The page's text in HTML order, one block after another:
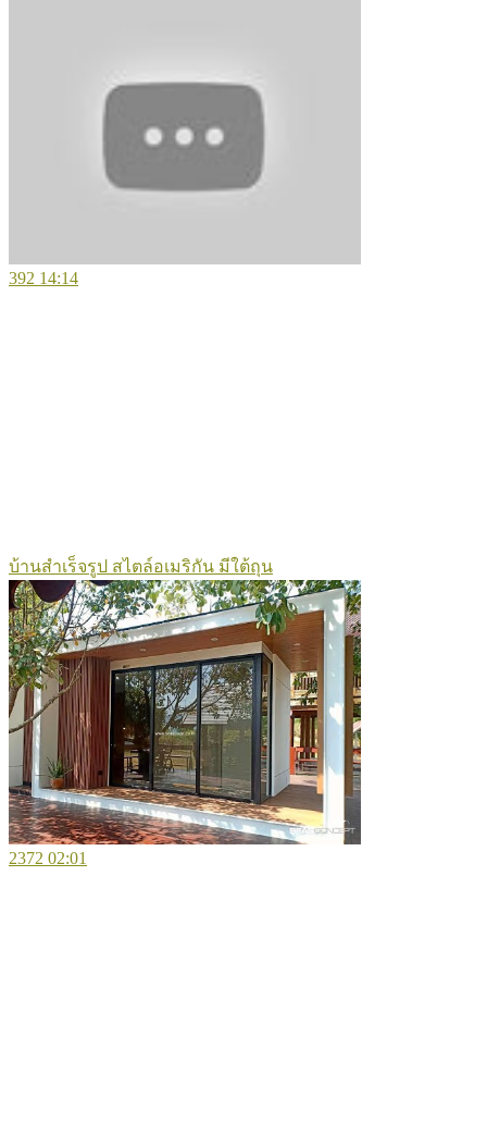
392 14:14
บ้านสำเร็จรูป สไตล์อเมริกัน มีใต้ถุน
2372 02:01